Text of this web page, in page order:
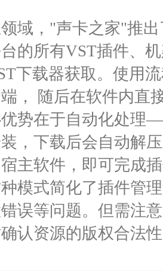
域，"声卡之家"推
的所有VST插件、
下载器获取。使用
， 随后在软件内直
势在于自动化处理
，下载后会自动解
主软件，即可完成
模式简化了插件管
误等问题。但需注
认资源的版权合法